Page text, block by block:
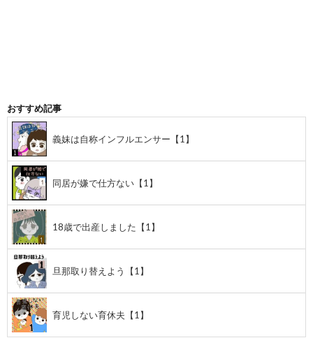
おすすめ記事
義妹は自称インフルエンサー【1】
同居が嫌で仕方ない【1】
18歳で出産しました【1】
旦那取り替えよう【1】
育児しない育休夫【1】